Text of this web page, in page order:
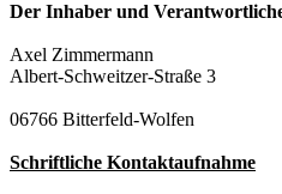
Der Inhaber und
Axel Zimmermann
Albert-Schweitzer-Straße 3
06766 Bitterfeld-Wolfen
Schriftliche Kontaktaufnahme